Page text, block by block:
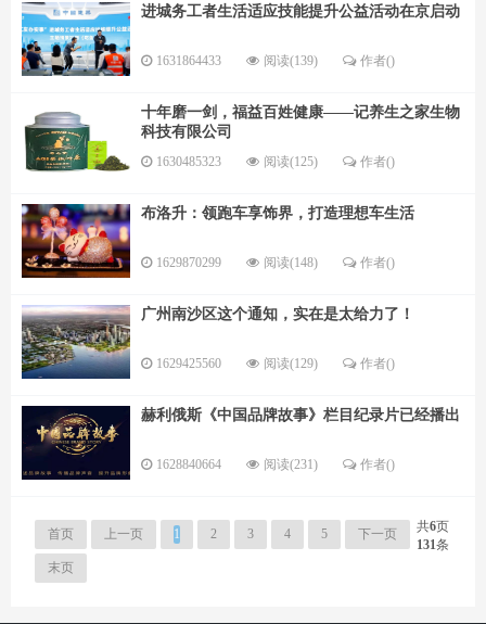
进城务工者生活适应技能提升公益活动在京启动
1631864433 阅读(139) 作者()
十年磨一剑，福益百姓健康——记养生之家生物
科技有限公司
1630485323 阅读(125) 作者()
布洛升：领跑车享饰界，打造理想车生活
1629870299 阅读(148) 作者()
广州南沙区这个通知，实在是太给力了！
1629425560 阅读(129) 作者()
赫利俄斯《中国品牌故事》栏目纪录片已经播出
1628840664 阅读(231) 作者()
首页 上一页 1 2 3 4 5 下一页
末页
共6页
131条